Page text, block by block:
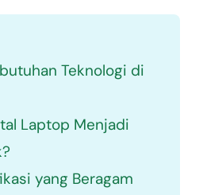
Teknologi di
Laptop Menjadi
yang Beragam